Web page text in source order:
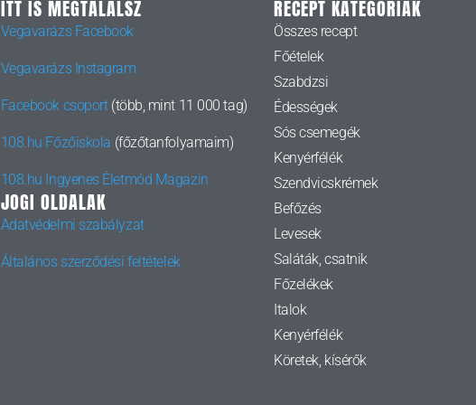
ITT IS MEGTALÁLSZ
Vegavarázs Facebook
Vegavarázs Instagram
Facebook csoport(több, mint 11 000 tag)
108.hu Főzőiskola (főzőtanfolyamaim)
108.hu Ingyenes Életmód Magazin
JOGI OLDALAK
Adatvédelmi szabályzat
Általános szerződési feltételek
RECEPT KATEGÓRIÁK
Összes recept
Főételek
Szabdzsi
Édességek
Sós csemegék
Kenyérfélék
Szendvicskrémek
Befőzés
Levesek
Saláták, csatnik
Főzelékek
Italok
Kenyérfélék
Köretek, kísérők